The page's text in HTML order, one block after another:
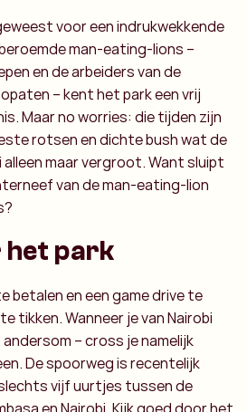
voor een indrukwekkende
man-eating-lions –
en de arbeiders van de
– kent het park een vrij
Maar no worries: die tijden zijn
rotsen en dichte bush wat de
maar vergroot. Want sluipt
van de man-eating-lion
het park
betalen en een game drive te
tikken. Wanneer je van Nairobi
– cross je namelijk
De spoorweg is recentelijk
vijf uurtjes tussen de